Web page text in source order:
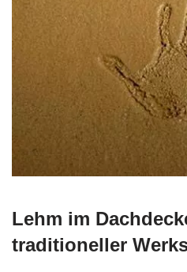
Lehm im
traditioneller